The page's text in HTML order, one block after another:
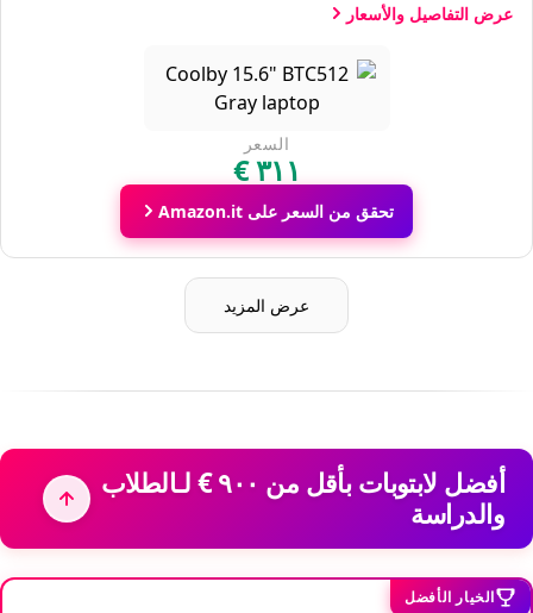
عرض التفاصيل والأسعار
السعر
تحقق من السعر على Amazon.it
عرض المزيد
أفضل لابتوبات بأقل من ‏٩٠٠ € لـالطلاب
والدراسة
الخيار الأفضل